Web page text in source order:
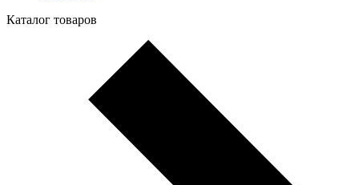
Каталог товаров